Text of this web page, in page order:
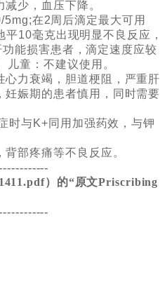
少，血压下降。
5mg;在2周后滴定最大可用
10毫克出现明显不良反应，
能损害患者，滴定速度应较
童：不建议使用。
心力衰竭，胆道梗阻，严重肝
娠期的患者慎用，同时需要
时与K+同用加强药效，与钾
部疼痛等不良反应。
）的“原文Priscribing